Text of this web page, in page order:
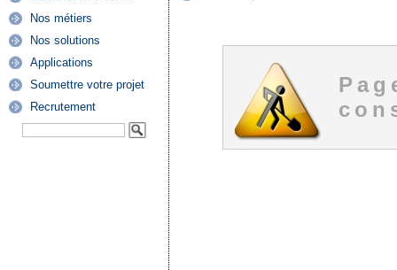
Nos métiers
Nos solutions
Applications
Soumettre votre projet
Recrutement